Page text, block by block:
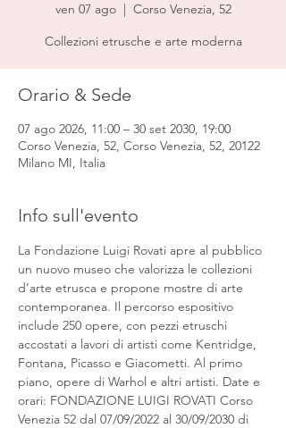
ven 07 ago
  |
Corso Venezia, 52
Collezioni etrusche e arte moderna
Orario & Sede
07 ago 2026, 11:00 – 30 set 2030, 19:00
Corso Venezia, 52, Corso Venezia, 52, 20122
Milano MI, Italia
Info sull'evento
La Fondazione Luigi Rovati apre al pubblico
un nuovo museo che valorizza le collezioni
d’arte etrusca e propone mostre di arte
contemporanea. Il percorso espositivo
include 250 opere, con pezzi etruschi
accostati a lavori di artisti come Kentridge,
Fontana, Picasso e Giacometti. Al primo
piano, opere di Warhol e altri artisti. Date e
orari: FONDAZIONE LUIGI ROVATI Corso
Venezia 52 dal 07/09/2022 al 30/09/2030 di